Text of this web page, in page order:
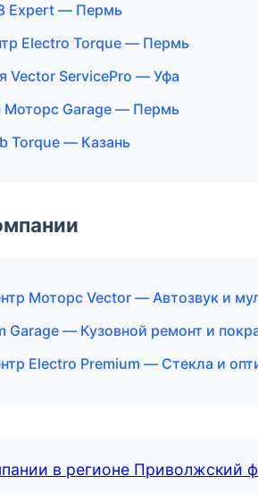
Expert — Пермь
Electro Torque — Пермь
Vector ServicePro — Уфа
Моторс Garage — Пермь
Torque — Казань
Моторс Vector — Автозвук и
Garage — Кузовной ремонт и
Electro Premium — Стекла и
в регионе Приволжский